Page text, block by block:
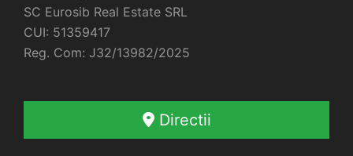
SC Eurosib Real Estate SRL
CUI: 51359417
Reg. Com: J32/13982/2025
Directii